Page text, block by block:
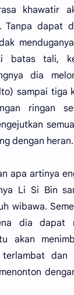
khawatir
Tanpa dapat
batas tali,
dia
sampai tiga
ringan
dengan heran.
apa artinya
Li Si Bin
wibawa.
dia dapat
akan